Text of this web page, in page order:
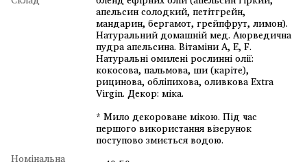
апельсин солодкий, петітгрейн,
мандарин, бергамот, грейпфрут, лимон).
Натуральний домашній мед. Аюрведична
пудра апельсина. Вітаміни А, Е, F.
Натуральні омилені рослинні олії:
кокосова, пальмова, ши (каріте),
рицинова, обліпихова, оливкова Extra
Virgin. Декор: міка.
* Мило декороване мікою. Під час
першого використання візерунок
поступово змиється водою.
Номінальна